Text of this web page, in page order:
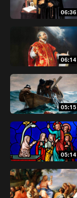
06:36
06:14
05:15
05:14